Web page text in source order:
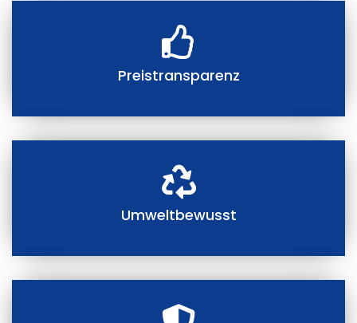
Preistransparenz
Umweltbewusst